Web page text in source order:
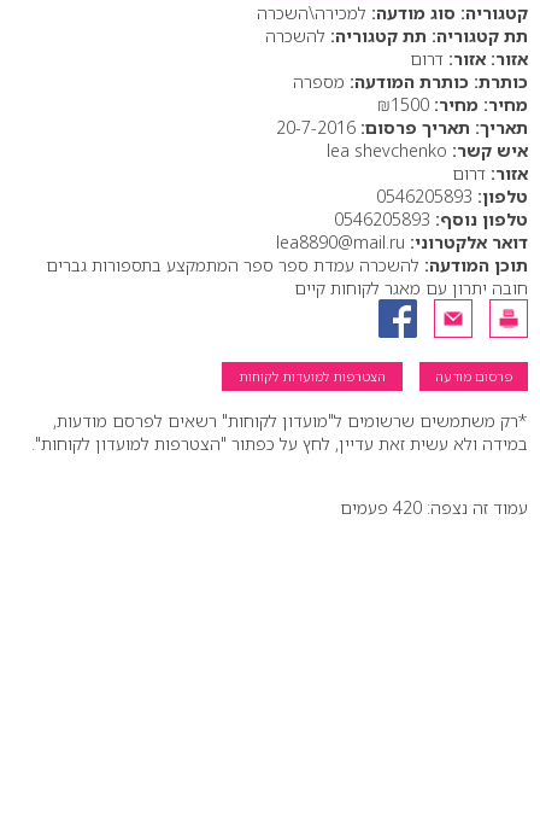
סוג מודעה: למכירה\השכרה
תת קטגוריה: להשכרה
אזור: דרום
כותרת המודעה: מספרה
מחיר:
תאריך פרסום:
איש קשר:
אזור: דרום
טלפון:
טלפון נוסף:
דואר אלקטרוני:
תוכן המודעה: להשכרה עמדת ספר ספר המתמקצע בתספורות גברים
חובה יתרון עם מאגר לקוחות קיים
פרסום מודעה הצטרפות למועדות לקוחות
*רק משתמשים שרשומים ל"מועדון לקוחות" רשאים לפרסם מודעות,
במידה ולא עשית זאת עדיין, לחץ על כפתור "הצטרפות למועדון לקוחות".
עמוד זה נצפה: 420 פעמים